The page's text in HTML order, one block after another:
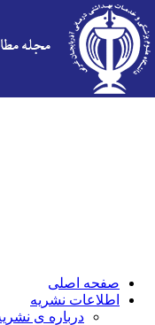
صفحه اصلی
اطلاعات نشریه
درباره ی نشریه